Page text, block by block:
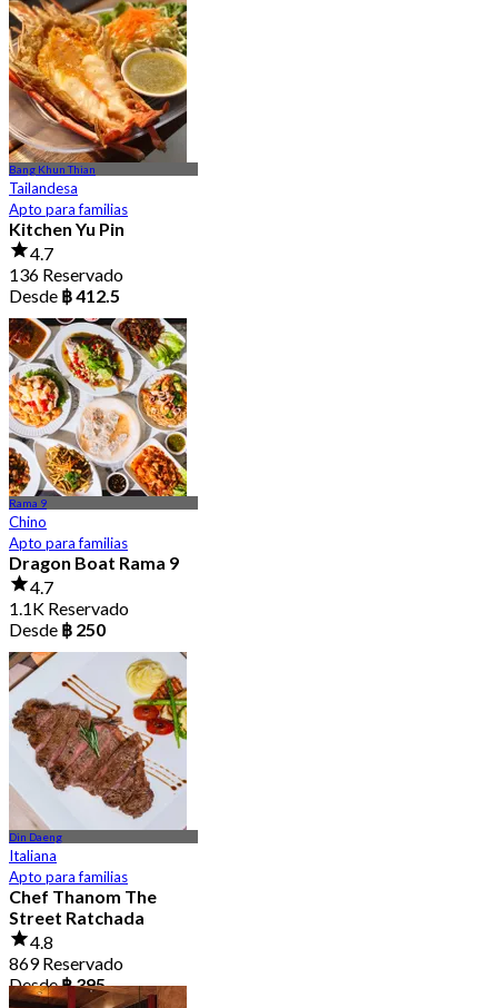
Bang Khun Thian
Tailandesa
Apto para familias
Kitchen Yu Pin
4.7
136 Reservado
Desde ฿ 412.5
Rama 9
Chino
Apto para familias
Dragon Boat Rama 9
4.7
1.1K Reservado
Desde ฿ 250
Din Daeng
Italiana
Apto para familias
Chef Thanom The
Street Ratchada
4.8
869 Reservado
Desde฿ 395